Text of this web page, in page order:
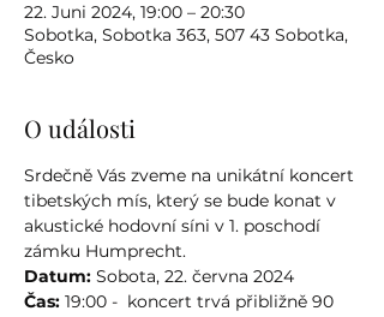
22. Juni 2024, 19:00 – 20:30
Sobotka, Sobotka 363, 507 43 Sobotka,
Česko
O události
Srdečně Vás zveme na unikátní koncert
tibetských mís, který se bude konat v
akustické hodovní síni v 1. poschodí
zámku Humprecht.
Datum:
Čas: 19:00 -  koncert trvá přibližně 90